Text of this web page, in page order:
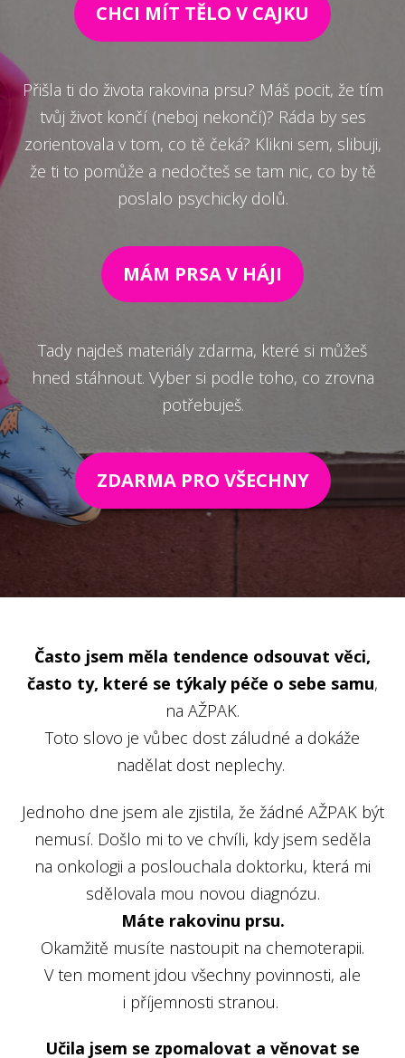
CHCI MÍT TĚLO V CAJKU
Přišla ti do života rakovina prsu? Máš pocit, že tím
tvůj život končí (neboj nekončí)? Ráda by ses
zorientovala v tom, co tě čeká? Klikni sem, slibuji,
že ti to pomůže a nedočteš se tam nic, co by tě
poslalo psychicky dolů.
MÁM PRSA V HÁJI
Tady najdeš materiály zdarma, které si můžeš
hned stáhnout. Vyber si podle toho, co zrovna
potřebuješ.
ZDARMA PRO VŠECHNY
Často jsem měla tendence odsouvat věci,
často ty, které se týkaly péče o sebe samu,
na AŽPAK.
Toto slovo je vůbec dost záludné a dokáže
nadělat dost neplechy.
Jednoho dne jsem ale zjistila, že žádné AŽPAK být
nemusí. Došlo mi to ve chvíli, kdy jsem seděla
na onkologii a poslouchala doktorku, která mi
sdělovala mou novou diagnózu.
Máte rakovinu prsu.
Okamžitě musíte nastoupit na chemoterapii.
V ten moment jdou všechny povinnosti, ale
i příjemnosti stranou.
Učila jsem se zpomalovat a věnovat se